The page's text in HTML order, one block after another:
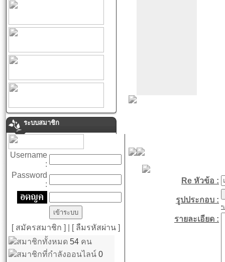
ระบบสมาชิก
Username
:
Password
:
[ สมัครสมาชิก ]
[ ลืมรหัสผ่าน ]
สมาชิกทั้งหมด 54 คน
สมาชิกที่กำลังออนไลน์ 0
Re หัวข้อ :
รูปประกอบ :
*
รายละเอียด :